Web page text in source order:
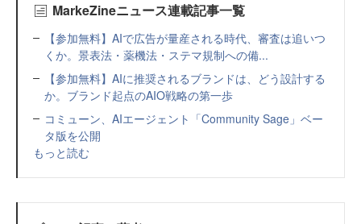
MarkeZineニュース連載記事一覧
【参加無料】AIで広告が量産される時代、審査は追いつ
くか。景表法・薬機法・ステマ規制への備...
【参加無料】AIに推奨されるブランドは、どう設計する
か。ブランド起点のAIO戦略の第一歩
コミューン、AIエージェント「Community Sage」ベー
タ版を公開
もっと読む